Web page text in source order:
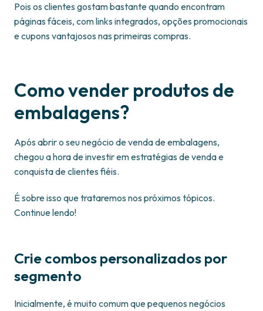
Pois os clientes gostam bastante quando encontram
páginas fáceis, com links integrados, opções promocionais
e cupons vantajosos nas primeiras compras.
Como vender produtos de
embalagens?
Após abrir o seu negócio de venda de embalagens,
chegou a hora de investir em estratégias de venda e
conquista de clientes fiéis.
É sobre isso que trataremos nos próximos tópicos.
Continue lendo!
Crie combos personalizados por
segmento
Inicialmente, é muito comum que pequenos negócios